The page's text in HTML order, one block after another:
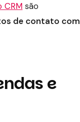
CRM são
de contato com
e